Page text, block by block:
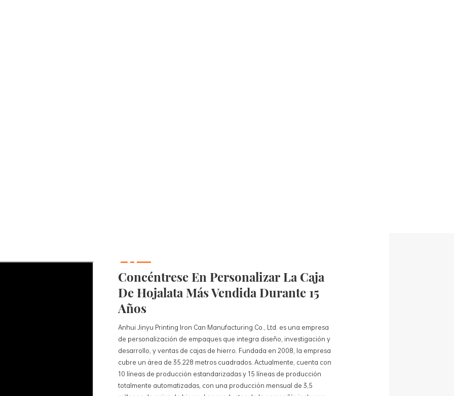
Concéntrese En Personalizar La Caja
De Hojalata Más Vendida Durante 15
Años
Anhui Jinyu Printing Iron Can Manufacturing Co., Ltd. es una empresa
de personalización de empaques que integra diseño, investigación y
desarrollo, y ventas de cajas de hierro. Fundada en 2008, la empresa
cubre un área de 35.228 metros cuadrados. Actualmente, cuenta con
10 líneas de producción estandarizadas y 15 líneas de producción
totalmente automatizadas, con una producción mensual de 3,5